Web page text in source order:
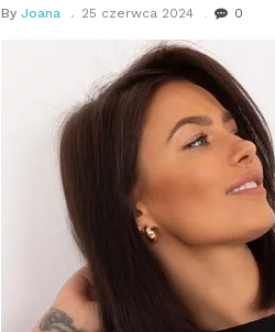
By Joana 25 czerwca 2024 0